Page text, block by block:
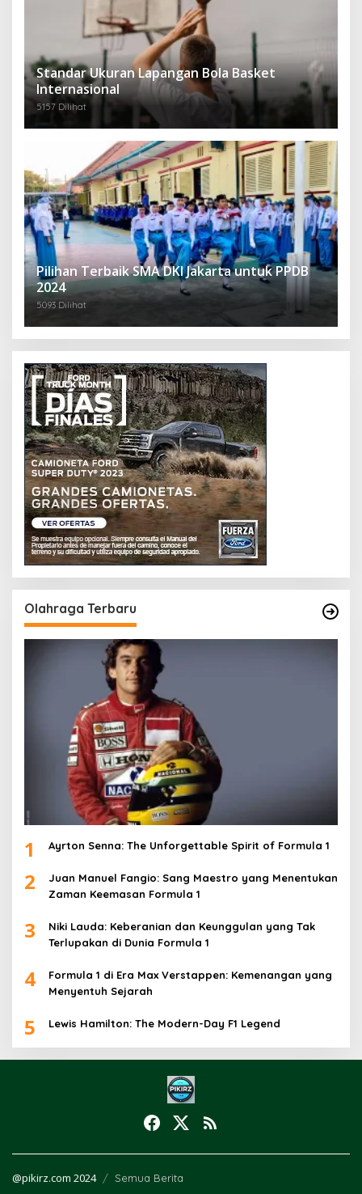
Standar Ukuran Lapangan Bola Basket
Internasional
5157 Dilihat
Pilihan Terbaik SMA DKI Jakarta untuk PPDB
2024
5093 Dilihat
Olahraga Terbaru
1 Ayrton Senna: The Unforgettable Spirit of Formula 1
2
Juan Manuel Fangio: Sang Maestro yang Menentukan
Zaman Keemasan Formula 1
3
Niki Lauda: Keberanian dan Keunggulan yang Tak
Terlupakan di Dunia Formula 1
4
Formula 1 di Era Max Verstappen: Kemenangan yang
Menyentuh Sejarah
5 Lewis Hamilton: The Modern-Day F1 Legend
@pikirz.com 2024 Semua Berita